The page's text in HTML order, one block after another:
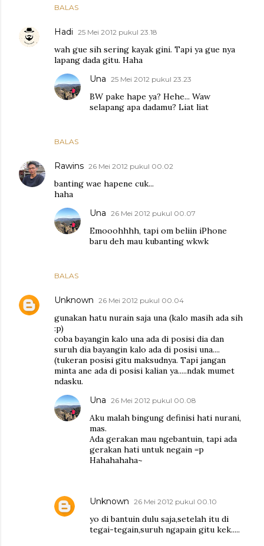
BALAS
Hadi 25 Mei 2012 pukul 23.18
wah gue sih sering kayak gini. Tapi ya gue nya
lapang dada gitu. Haha
BALAS
Una 25 Mei 2012 pukul 23.23
BW pake hape ya? Hehe... Waw
selapang apa dadamu? Liat liat
Rawins 26 Mei 2012 pukul 00.02
banting wae hapene cuk...
haha
BALAS
Una 26 Mei 2012 pukul 00.07
Emooohhhh, tapi om beliin iPhone
baru deh mau kubanting wkwk
Unknown 26 Mei 2012 pukul 00.04
gunakan hatu nurain saja una (kalo masih ada sih
:p)
coba bayangin kalo una ada di posisi dia dan
suruh dia bayangin kalo ada di posisi una....
(tukeran posisi gitu maksudnya. Tapi jangan
minta ane ada di posisi kalian ya.....ndak mumet
ndasku.
Una 26 Mei 2012 pukul 00.08
Aku malah bingung definisi hati nurani,
mas.
Ada gerakan mau ngebantuin, tapi ada
gerakan hati untuk negain =p
Hahahahaha~
Unknown 26 Mei 2012 pukul 00.10
yo di bantuin dulu saja,setelah itu di
tegai-tegain,suruh ngapain gitu kek.....